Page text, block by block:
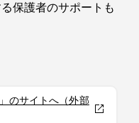
保護者のサポートも
のサイトへ（外部